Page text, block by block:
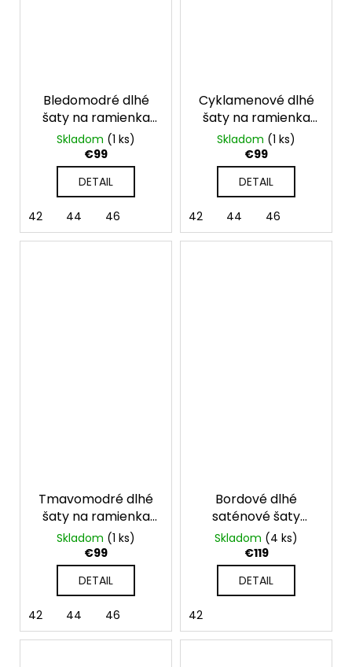
Bledomodré dlhé
šaty na ramienka
Mirelle
Skladom (1 ks)
€99
DETAIL
42 44 46
Cyklamenové dlhé
šaty na ramienka
Mirelle
Skladom (1 ks)
€99
DETAIL
42 44 46
Tmavomodré dlhé
šaty na ramienka
Mirelle
Skladom (1 ks)
€99
DETAIL
42 44 46
Bordové dlhé
saténové šaty
Serena na viazanie
Skladom (4 ks)
€119
DETAIL
42